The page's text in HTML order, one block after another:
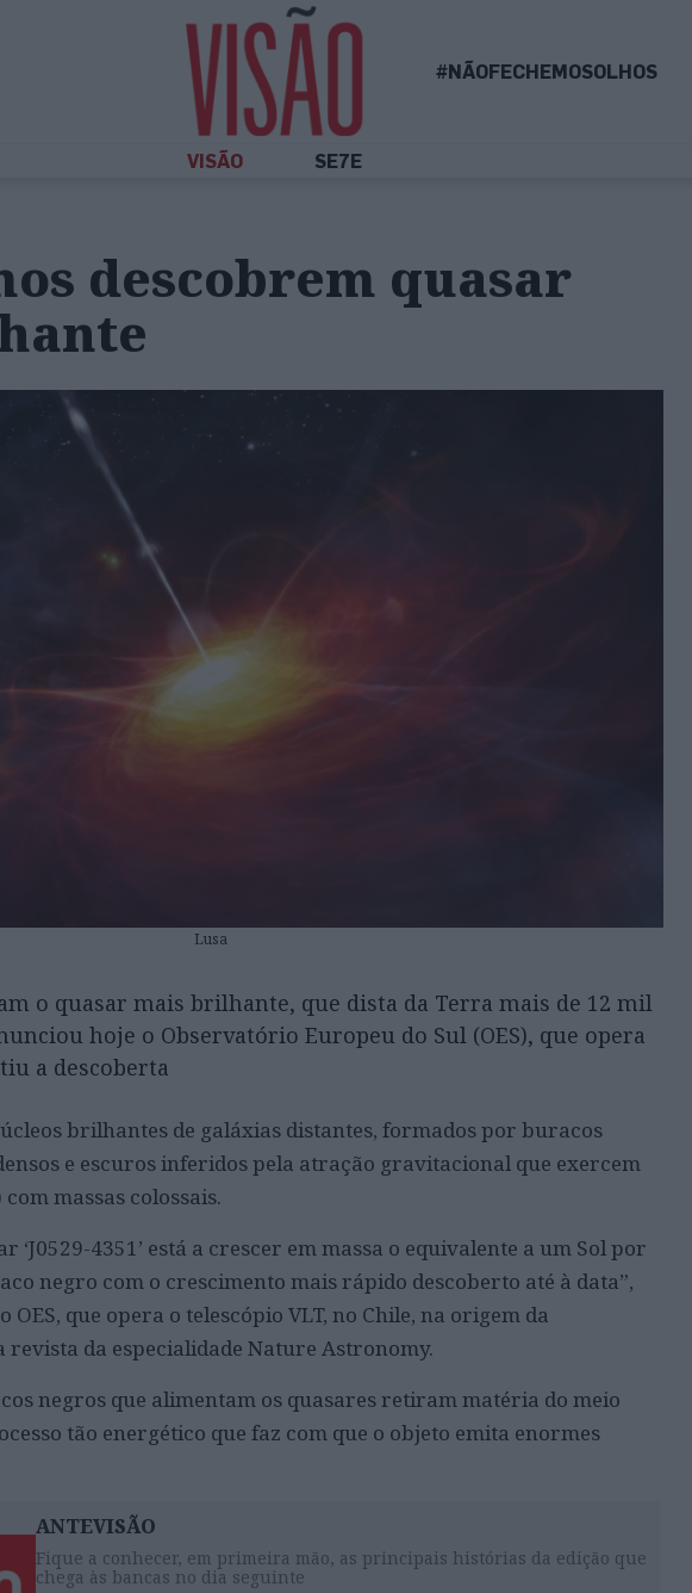
#NÃOFECHEMOSOLHOS
VISÃO SE7E
descobrem quasar
Lusa
o quasar mais brilhante, que dista da Terra mais de 12 mil
hoje o Observatório Europeu do Sul (OES), que opera
a descoberta
brilhantes de galáxias distantes, formados por buracos
e escuros inferidos pela atração gravitacional que exercem
massas colossais.
‘J0529-4351’ está a crescer em massa o equivalente a um Sol por
negro com o crescimento mais rápido descoberto até à data”,
que opera o telescópio VLT, no Chile, na origem da
revista da especialidade Nature Astronomy.
negros que alimentam os quasares retiram matéria do meio
tão energético que faz com que o objeto emita enormes
ANTEVISÃO
Fique a conhecer, em primeira mão, as principais histórias da edição que
chega às bancas no dia seguinte